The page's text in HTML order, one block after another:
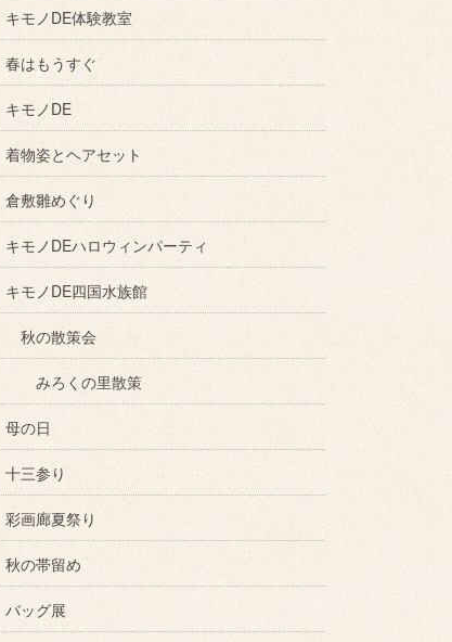
キモノDE体験教室
春はもうすぐ
キモノDE
着物姿とヘアセット
倉敷雛めぐり
キモノDEハロウィンパーティ
キモノDE四国水族館
秋の散策会
みろくの里散策
母の日
十三参り
彩画廊夏祭り
秋の帯留め
バッグ展